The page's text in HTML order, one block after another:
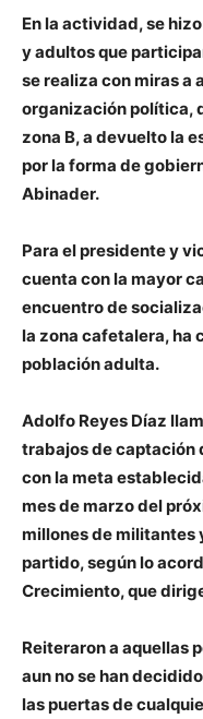
En la actividad, se
y adultos que
se realiza con miras a
organización política,
zona B, a devuelto la
por la forma de
Abinader.
Para el presidente y
cuenta con la mayor
encuentro de
la zona cafetalera, ha
población adulta.
Adolfo Reyes Díaz
trabajos de captación
con la meta
mes de marzo del
millones de militantes
partido, según lo
Crecimiento, que
Reiteraron a aquellas
aun no se han
las puertas de